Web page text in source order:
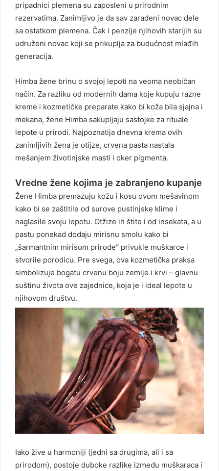
pripadnici plemena su zaposleni u prirodnim
rezervatima. Zanimljivo je da sav zarađeni novac dele
sa ostatkom plemena. Čak i penzije njihovih starijih su
udruženi novac koji se prikuplja za budućnost mlađih
generacija.
Himba žene brinu o svojoj lepoti na veoma neobičan
način. Za razliku od modernih dama koje kupuju razne
kreme i kozmetičke preparate kako bi koža bila sjajna i
mekana, žene Himba sakupljaju sastojke za rituale
lepote u prirodi. Najpoznatija dnevna krema ovih
zanimljivih žena je otijze, crvena pasta nastala
mešanjem životinjske masti i oker pigmenta.
Vredne žene kojima je zabranjeno kupanje
Žene Himba premazuju kožu i kosu ovom mešavinom
kako bi se zaštitile od surove pustinjske klime i
naglasile svoju lepotu. Otžize ih štite i od insekata, a u
pastu ponekad dodaju mirisnu smolu kako bi
„šarmantnim mirisom prirode“ privukle muškarce i
stvorile porodicu. Pre svega, ova kozmetička praksa
simbolizuje bogatu crvenu boju zemlje i krvi – glavnu
suštinu života ove zajednice, koja je i ideal lepote u
njihovom društvu.
Iako žive u harmoniji (jedni sa drugima, ali i sa
prirodom), postoje duboke razlike između muškaraca i